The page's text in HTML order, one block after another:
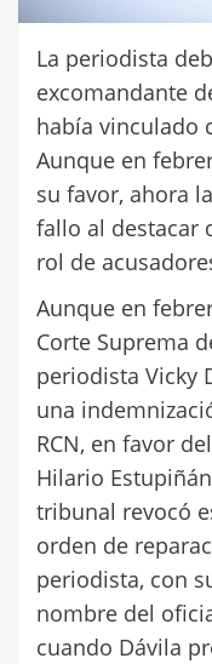
La periodista
excomandante
había vinculado
Aunque en
su favor, ahora
fallo al destacar
rol de
Aunque en
Corte Suprema
periodista Vicky
una
RCN, en favor
Hilario
tribunal revocó
orden de
periodista, con
nombre del
cuando Dávila